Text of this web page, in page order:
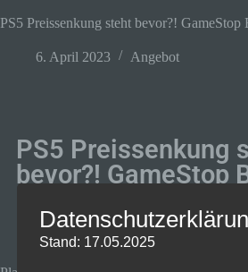
PS5 Preissenkung steht bevor?! GameStop
6. April 2023 Angebot
PS5 Preissenkung
bevor?! GameStop
Stand: 17.05.2025